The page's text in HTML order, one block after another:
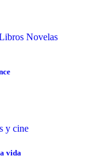
Novelas
y cine
vida